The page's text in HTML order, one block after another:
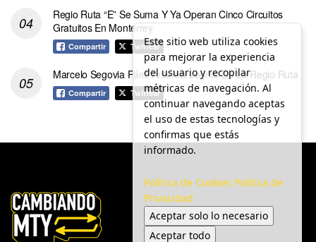
Regio Ruta “E” Se Suma Y Ya Operan Cinco Circuitos
Gratuitos En Monterrey
Compartir Twittear
Marcelo Segovia Páez Anuncia Logros De La Regio Ruta
Compartir Twittear
Este sitio web utiliza cookies
para mejorar la experiencia
del usuario y recopilar
métricas de navegación. Al
continuar navegando aceptas
el uso de estas tecnologías y
confirmas que estás
informado.
Política de Cookies Política de
Privacidad
Aceptar solo lo necesario
Aceptar todo